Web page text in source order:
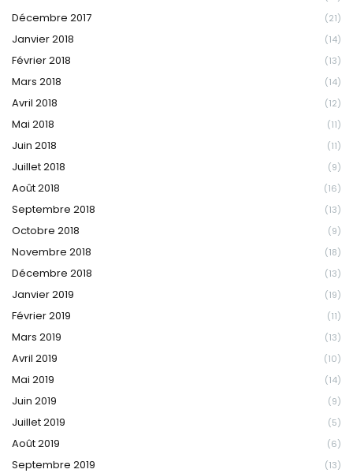
Décembre 2017 (21)
Janvier 2018 (14)
Février 2018 (13)
Mars 2018 (14)
Avril 2018 (12)
Mai 2018 (11)
Juin 2018 (11)
Juillet 2018 (9)
Août 2018 (16)
Septembre 2018 (13)
Octobre 2018 (9)
Novembre 2018 (18)
Décembre 2018 (13)
Janvier 2019 (19)
Février 2019 (11)
Mars 2019 (13)
Avril 2019 (10)
Mai 2019 (14)
Juin 2019 (9)
Juillet 2019 (5)
Août 2019 (6)
Septembre 2019 (13)